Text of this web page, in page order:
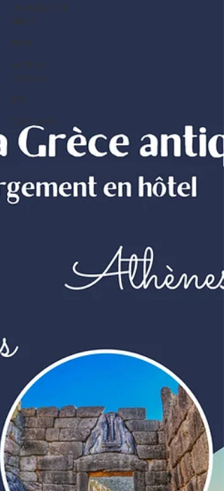
ON PARLE DE
NOUS
FCPE
section
Chinois
EPS
Club radio